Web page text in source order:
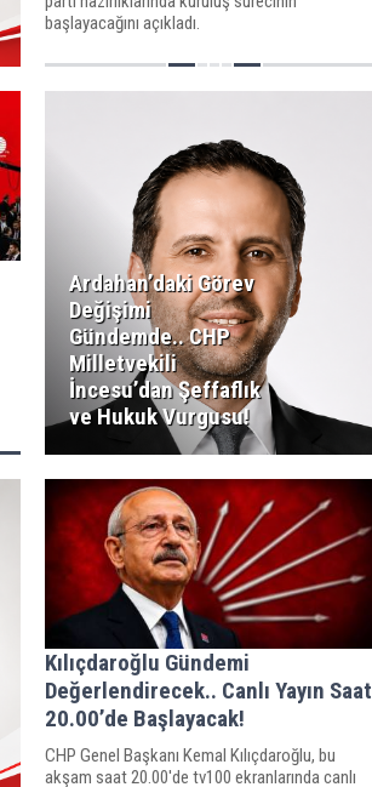
başlayacağını açıkladı.
Ardahan’daki Görev
Değişimi
Gündemde.. CHP
Milletvekili
İncesu’dan Şeffaflık
ve Hukuk Vurgusu!
Kılıçdaroğlu Gündemi
Değerlendirecek.. Canlı Yayın Saat
20.00’de Başlayacak!
CHP Genel Başkanı Kemal Kılıçdaroğlu, bu
akşam saat 20.00'de tv100 ekranlarında canlı